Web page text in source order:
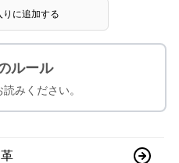
りに追加する
ルール
みください。
革